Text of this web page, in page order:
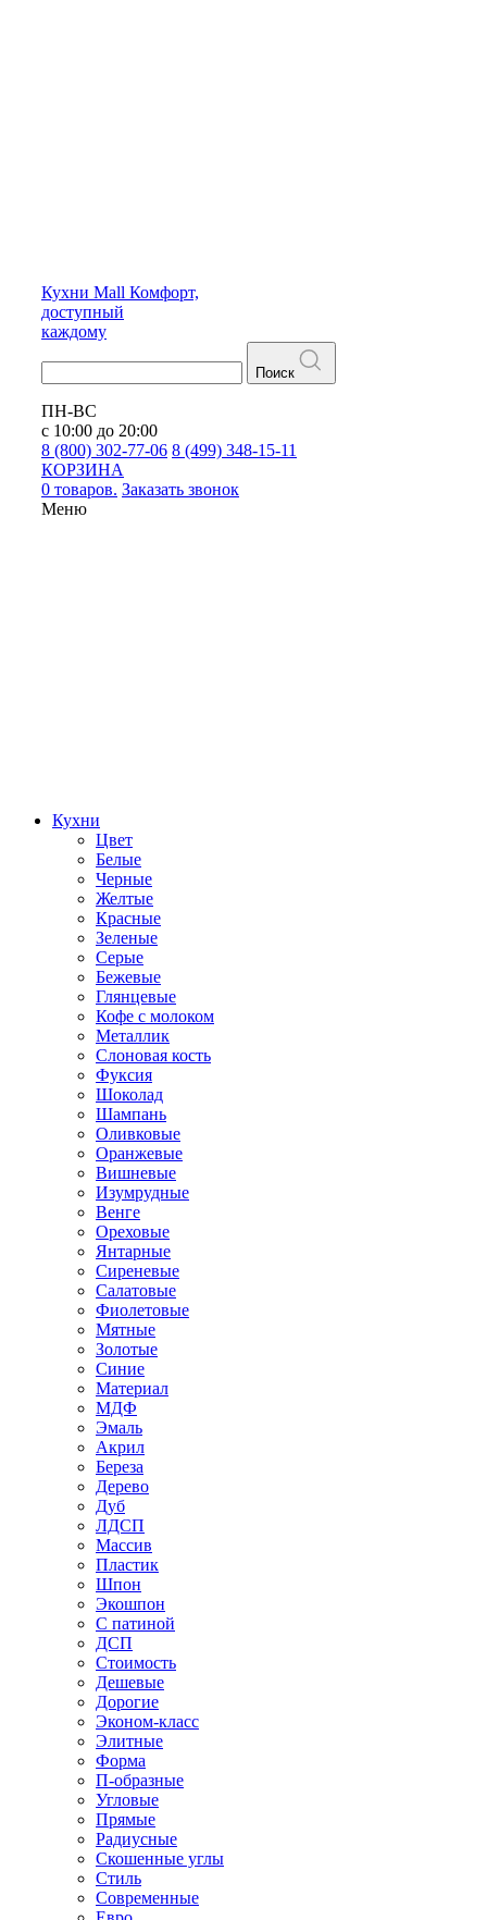
Кухни Mall Комфорт,
доступный
каждому
Поиск
ПН-ВС
с 10:00 до 20:00
8 (800) 302-77-06 8 (499) 348-15-11
КОРЗИНА
0 товаров. Заказать звонок
Меню
Кухни
Цвет
Белые
Черные
Желтые
Красные
Зеленые
Серые
Бежевые
Глянцевые
Кофе с молоком
Металлик
Слоновая кость
Фуксия
Шоколад
Шампань
Оливковые
Оранжевые
Вишневые
Изумрудные
Венге
Ореховые
Янтарные
Сиреневые
Салатовые
Фиолетовые
Мятные
Золотые
Синие
Материал
МДФ
Эмаль
Акрил
Береза
Дерево
Дуб
ЛДСП
Массив
Пластик
Шпон
Экошпон
С патиной
ДСП
Стоимость
Дешевые
Дорогие
Эконом-класс
Элитные
Форма
П-образные
Угловые
Прямые
Радиусные
Скошенные углы
Стиль
Современные